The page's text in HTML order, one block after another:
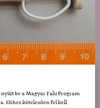
be a Magyar Falu Program
Ehhez kötelezően fel kell